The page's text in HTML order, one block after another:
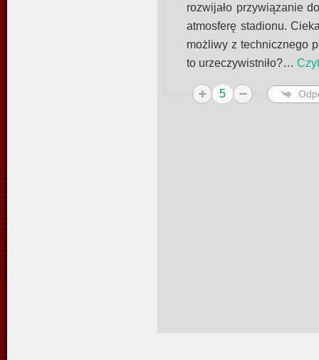
rozwijało przywiązanie
atmosferę stadionu.
możliwy z technicznego
to urzeczywistniło?…
5